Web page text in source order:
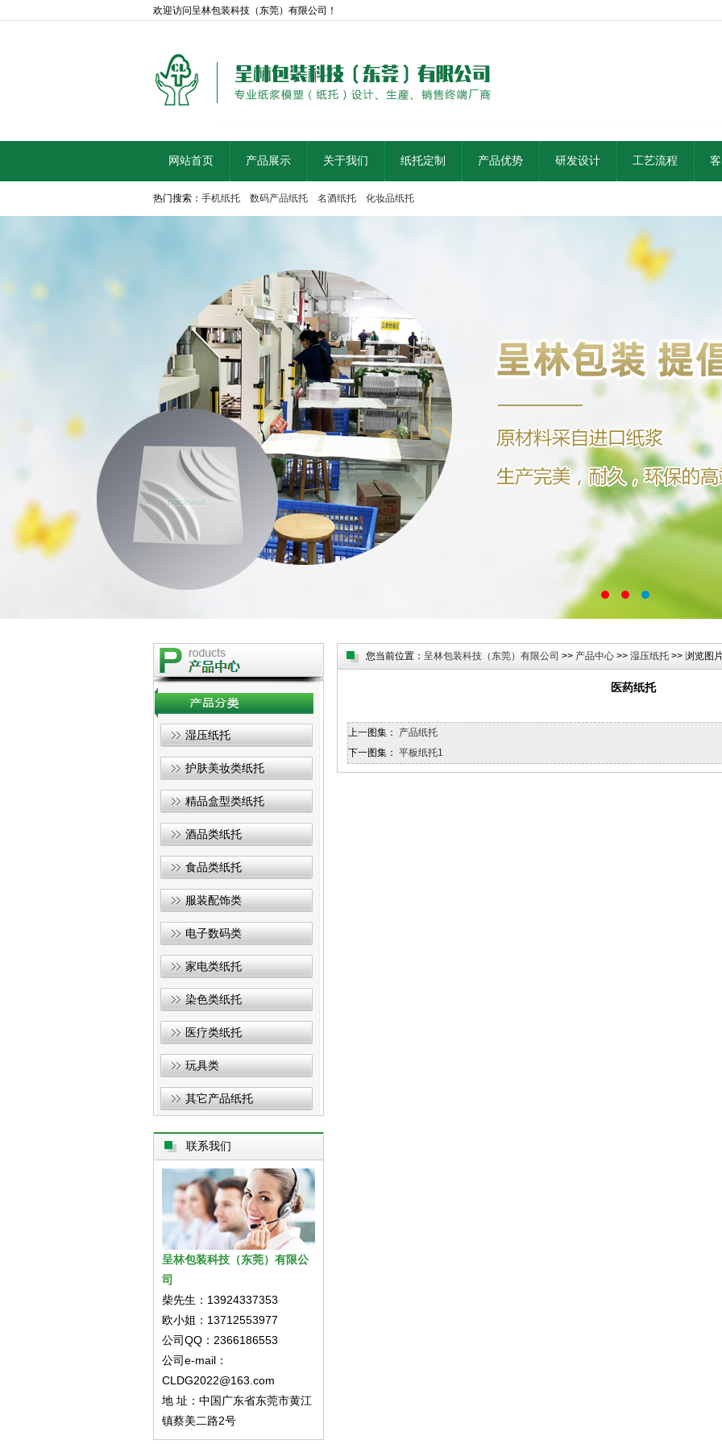
欢迎访问呈林包装科技（东莞）有限公司！
网站首页 产品展示 关于我们 纸托定制 产品优势 研发设计 工艺流程
热门搜索： 手机纸托 数码产品纸托 名酒纸托 化妆品纸托
湿压纸托
护肤美妆类纸托
精品盒型类纸托
酒品类纸托
食品类纸托
服装配饰类
电子数码类
家电类纸托
染色类纸托
医疗类纸托
玩具类
其它产品纸托
联系我们
呈林包装科技（东莞）有限公
司
柴先生：13924337353
欧小姐：13712553977
公司QQ：2366186553
公司e-mail：
CLDG2022@163.com
地 址：中国广东省东莞市黄江
镇蔡美二路2号
您当前位置： 呈林包装科技（东莞）有限公司 >> 产品中心 >> 湿压纸托 >> 浏览图
医药纸托
上一图集： 产品纸托
下一图集： 平板纸托1